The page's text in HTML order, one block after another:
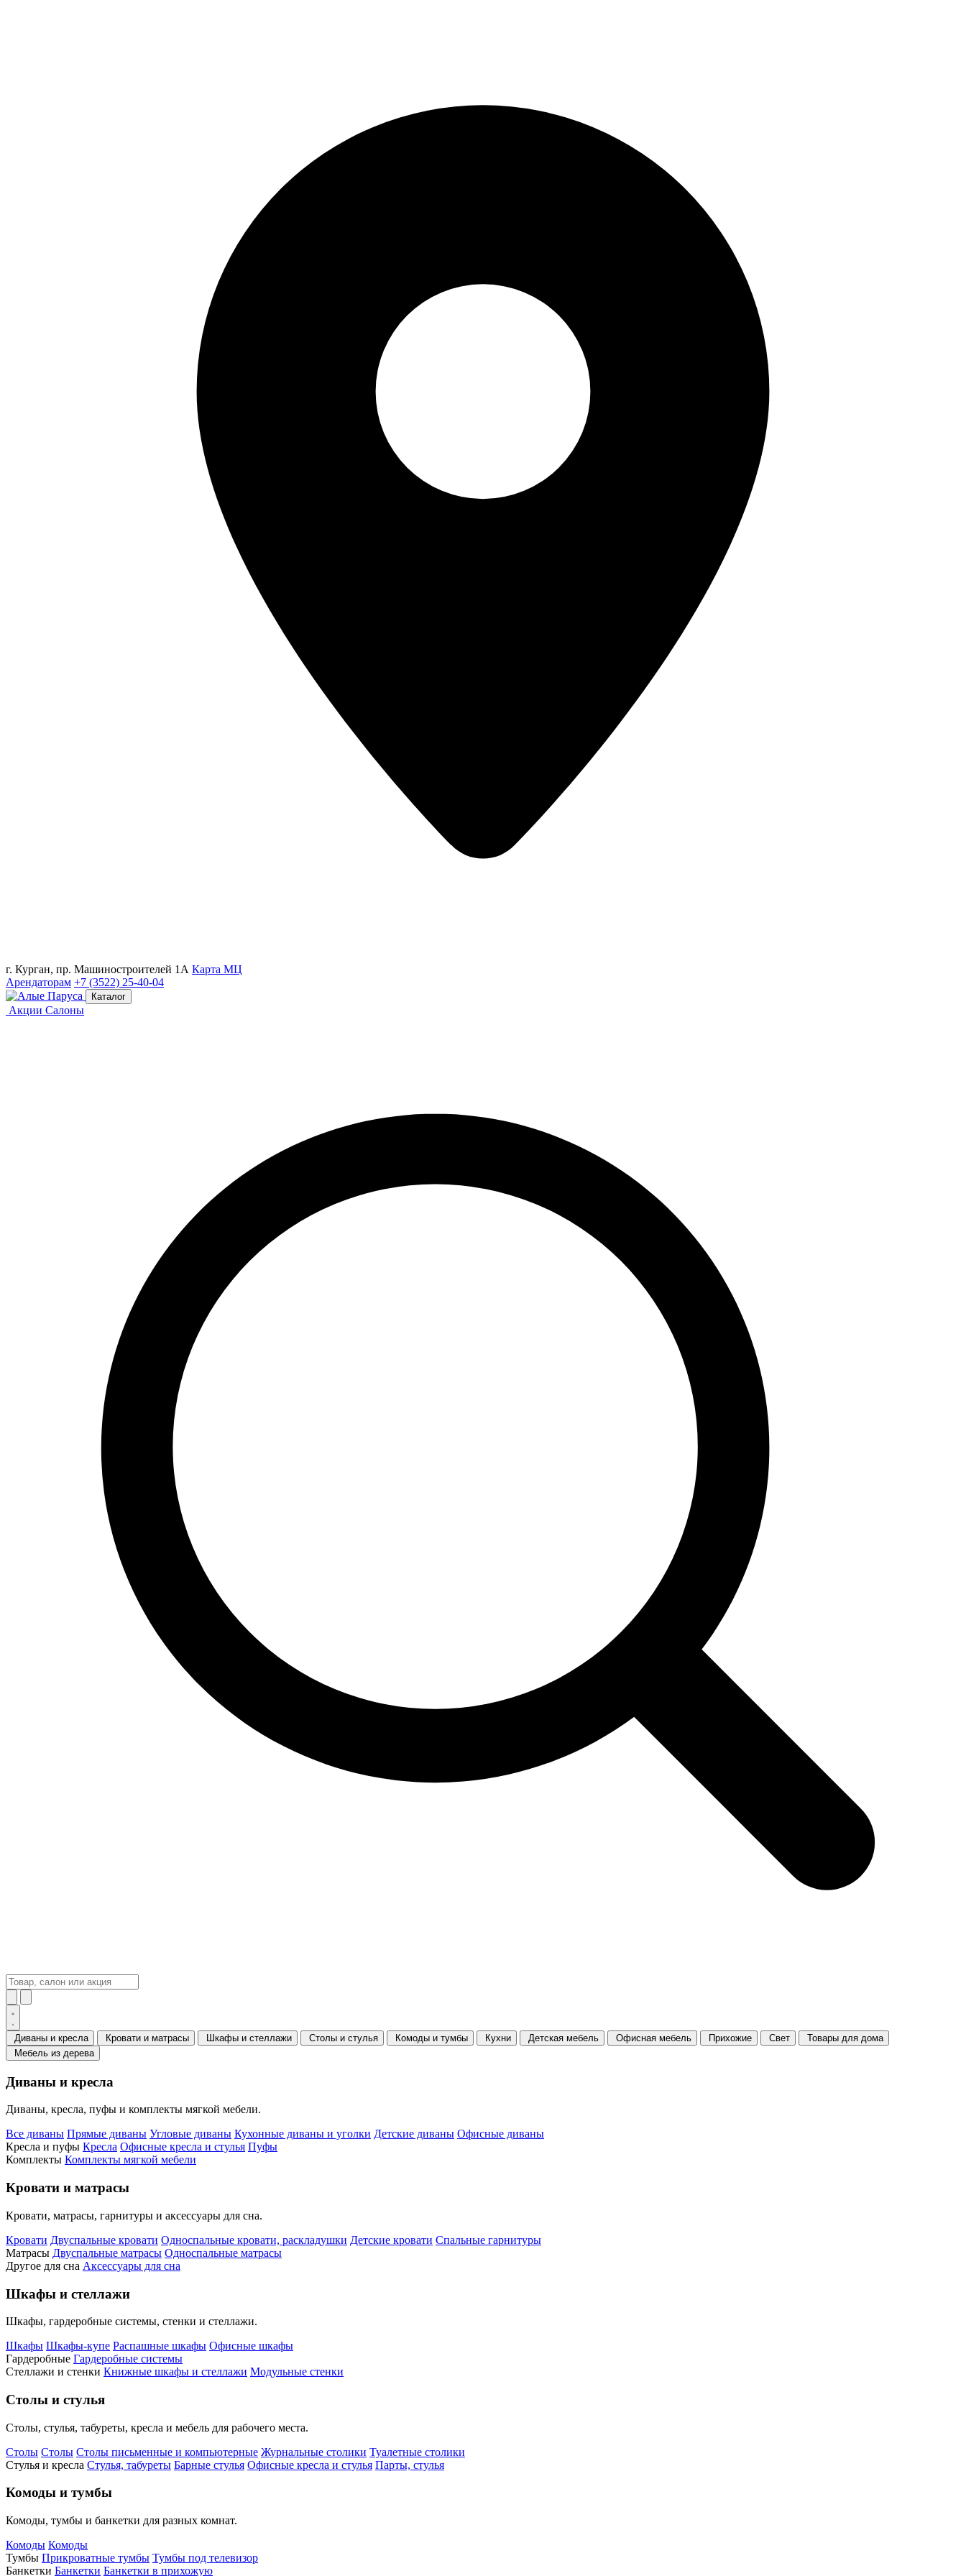
г. Курган, пр. Машиностроителей 1А Карта МЦ
Арендаторам +7 (3522) 25-40-04
Каталог
Акции Салоны
Диваны и кресла Кровати и матрасы Шкафы и стеллажи Столы и стулья Комоды и тумбы Кухни Детская мебель Офисная мебель Прихожие Свет
Товары для дома
Мебель из дерева
Диваны и кресла
Диваны, кресла, пуфы и комплекты мягкой мебели.
Все диваны Прямые диваны Угловые диваны Кухонные диваны и уголки Детские диваны Офисные диваны
Кресла и пуфы Кресла Офисные кресла и стулья Пуфы
Комплекты Комплекты мягкой мебели
Кровати и матрасы
Кровати, матрасы, гарнитуры и аксессуары для сна.
Кровати Двуспальные кровати Односпальные кровати, раскладушки Детские кровати Спальные гарнитуры
Матрасы Двуспальные матрасы Односпальные матрасы
Другое для сна Аксессуары для сна
Шкафы и стеллажи
Шкафы, гардеробные системы, стенки и стеллажи.
Шкафы Шкафы-купе Распашные шкафы Офисные шкафы
Гардеробные Гардеробные системы
Стеллажи и стенки Книжные шкафы и стеллажи Модульные стенки
Столы и стулья
Столы, стулья, табуреты, кресла и мебель для рабочего места.
Столы Столы Столы письменные и компьютерные Журнальные столики Туалетные столики
Стулья и кресла Стулья, табуреты Барные стулья Офисные кресла и стулья Парты, стулья
Комоды и тумбы
Комоды, тумбы и банкетки для разных комнат.
Комоды Комоды
Тумбы Прикроватные тумбы Тумбы под телевизор
Банкетки Банкетки Банкетки в прихожую